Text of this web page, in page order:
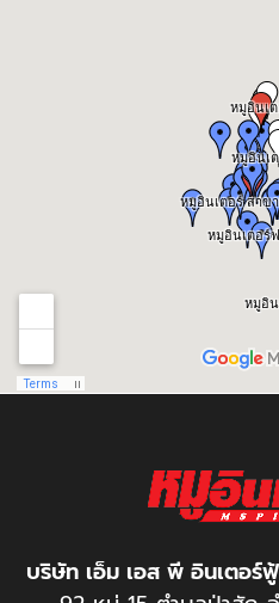
บริษัท เอ็ม เอส พี อินเตอร์